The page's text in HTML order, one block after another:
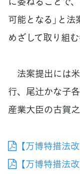
可能となる」と
めざして取り組
法案提出には
行、尾辻󠄀かな子
産業大臣の古賀
【万博特措法
【万博特措法